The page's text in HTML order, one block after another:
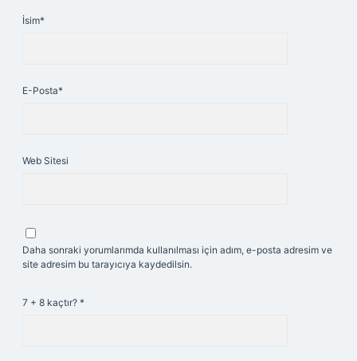
İsim*
E-Posta*
Web Sitesi
Daha sonraki yorumlarımda kullanılması için adım, e-posta adresim ve
site adresim bu tarayıcıya kaydedilsin.
7 + 8 kaçtır? *